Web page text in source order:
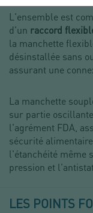
L'ensemble est
d'un raccord
la manchette
désinstallée sans
assurant une
La manchette
sur partie
l'agrément FDA,
sécurité
l'étanchéité même
pression et
LES POINTS